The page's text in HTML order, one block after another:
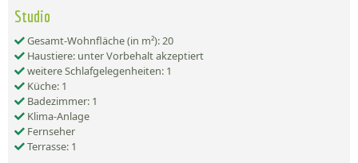
Studio
Gesamt-Wohnfläche (in m²): 20
Haustiere: unter Vorbehalt akzeptiert
weitere Schlafgelegenheiten: 1
Küche: 1
Badezimmer: 1
Klima-Anlage
Fernseher
Terrasse: 1